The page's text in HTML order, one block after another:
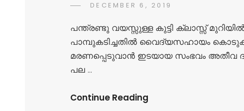
DECEMBER 6, 2019
പന്ത്രണ്ടു വയസ്സുള്ള കുട്ടി ക്ലാസ്സ്
പാമ്പുകടിച്ചതിൽ വൈദ്യസഹായം
മരണപ്പെടുവാൻ ഇടയായ സംഭവം അതീവ
പല …
Continue Reading